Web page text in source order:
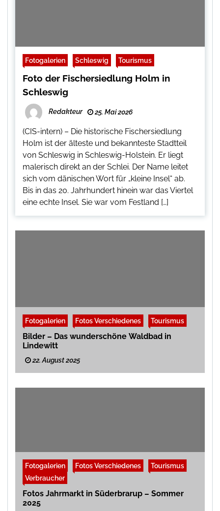
Fotogalerien Schleswig Tourismus
Foto der Fischersiedlung Holm in
Schleswig
Redakteur 25. Mai 2026
(CIS-intern) – Die historische Fischersiedlung
Holm ist der älteste und bekannteste Stadtteil
von Schleswig in Schleswig-Holstein. Er liegt
malerisch direkt an der Schlei. Der Name leitet
sich vom dänischen Wort für „kleine Insel“ ab.
Bis in das 20. Jahrhundert hinein war das Viertel
eine echte Insel. Sie war vom Festland […]
Fotogalerien Fotos Verschiedenes Tourismus
Bilder – Das wunderschöne Waldbad in
Lindewitt
22. August 2025
Fotogalerien Fotos Verschiedenes
Tourismus
Verbraucher
Fotos Jahrmarkt in Süderbrarup – Sommer
2025